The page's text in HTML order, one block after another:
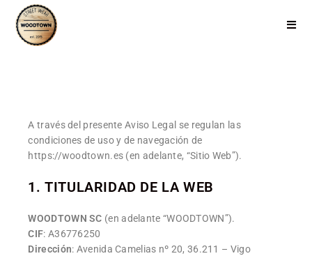
A través del presente Aviso Legal se regulan las
condiciones de uso y de navegación de
https://woodtown.es (en adelante, “Sitio Web”).
1. TITULARIDAD DE LA WEB
WOODTOWN SC (en adelante “WOODTOWN”).
CIF: A36776250
Dirección: Avenida Camelias nº 20, 36.211 – Vigo